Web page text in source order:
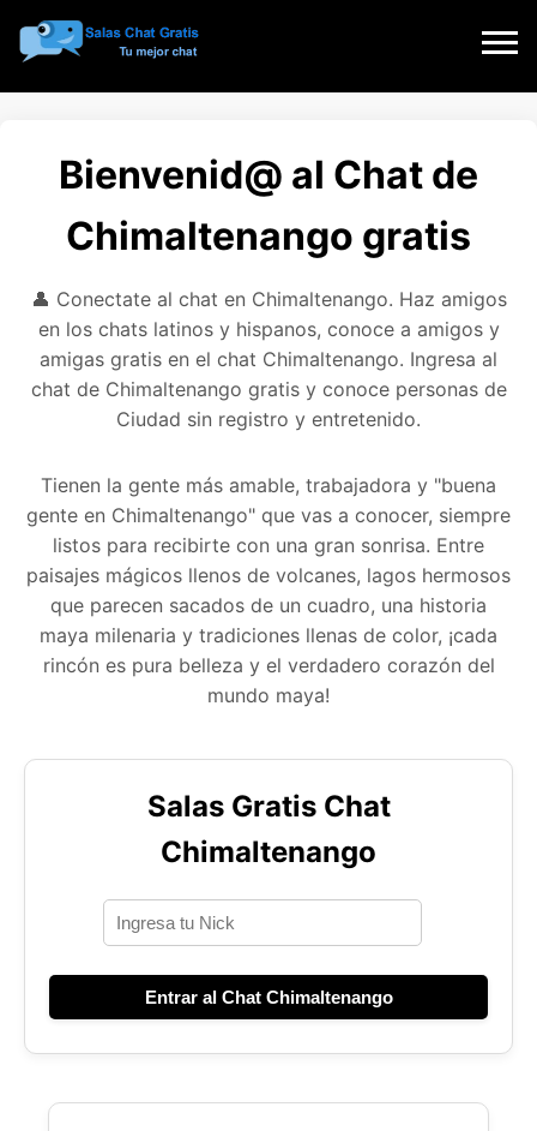
Bienvenid@ al Chat de
Chimaltenango gratis
👤 Conectate al chat en Chimaltenango. Haz amigos
en los chats latinos y hispanos, conoce a amigos y
amigas gratis en el chat Chimaltenango. Ingresa al
chat de Chimaltenango gratis y conoce personas de
Ciudad sin registro y entretenido.
Tienen la gente más amable, trabajadora y "buena
gente en Chimaltenango" que vas a conocer, siempre
listos para recibirte con una gran sonrisa. Entre
paisajes mágicos llenos de volcanes, lagos hermosos
que parecen sacados de un cuadro, una historia
maya milenaria y tradiciones llenas de color, ¡cada
rincón es pura belleza y el verdadero corazón del
mundo maya!
Salas Gratis Chat
Chimaltenango
Entrar al Chat Chimaltenango